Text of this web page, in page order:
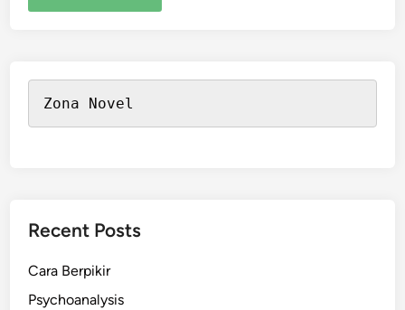
Zona Novel
Recent Posts
Cara Berpikir
Psychoanalysis